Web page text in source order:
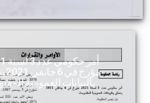
أمر
بالبيانات العمومية